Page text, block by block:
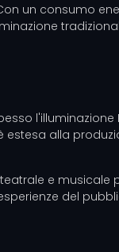
un consumo
l'illuminazione
alla
e
del